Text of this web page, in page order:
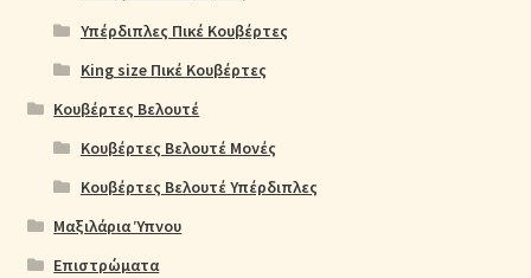
Υπέρδιπλες Πικέ Κουβέρτες
King size Πικέ Κουβέρτες
Κουβέρτες Βελουτέ
Κουβέρτες Βελουτέ Μονές
Κουβέρτες Βελουτέ Υπέρδιπλες
Μαξιλάρια Ύπνου
Επιστρώματα